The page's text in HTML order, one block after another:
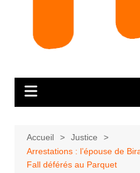
Accueil
Justice
Arrestations : l’épouse de
Fall déférés au Parquet